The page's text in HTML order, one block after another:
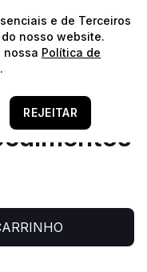
acima de 60€!*⭐️
/
e de Terceiros
nosso website.
nossa Política de
.
REJEITAR